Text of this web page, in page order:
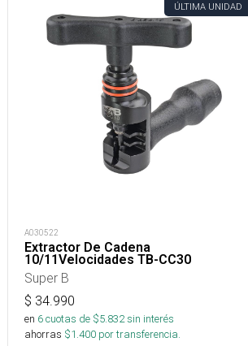
ÚLTIMA UNIDAD
A030522
Extractor De Cadena
10/11Velocidades TB-CC30
Super B
$ 34.990
en 6cuotas de $5.832sin interés
ahorras $1.400 por transferencia.